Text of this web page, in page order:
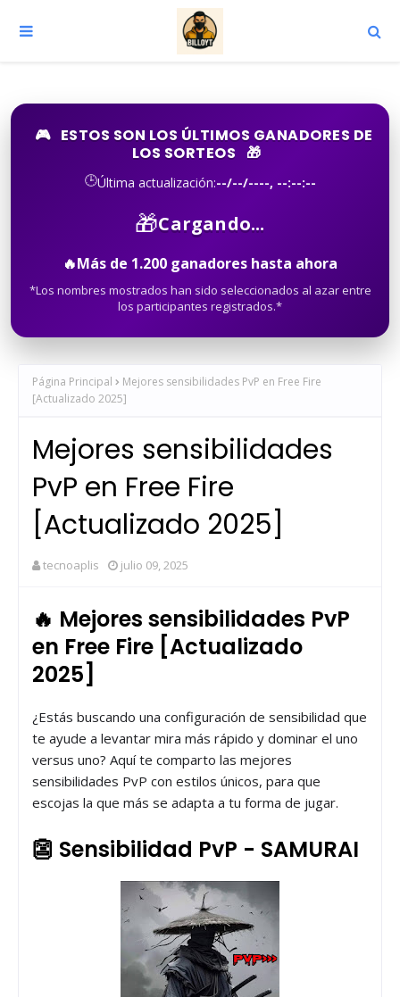
🎮 ESTOS SON LOS ÚLTIMOS GANADORES DE
LOS SORTEOS
🎁
🕒Última actualización:--/--/----, --:--:--
🎁Cargando...
🔥Más de 1.200 ganadores hasta ahora
*Los nombres mostrados han sido seleccionados al azar entre
los participantes registrados.*
Página Principal
Mejores sensibilidades PvP en Free Fire
[Actualizado 2025]
Mejores sensibilidades
PvP en Free Fire
[Actualizado 2025]
tecnoaplis julio 09, 2025
🔥 Mejores sensibilidades PvP
en Free Fire [Actualizado
2025]
¿Estás buscando una configuración de sensibilidad que
te ayude a levantar mira más rápido y dominar el uno
versus uno? Aquí te comparto las mejores
sensibilidades PvP con estilos únicos, para que
escojas la que más se adapta a tu forma de jugar.
👺 Sensibilidad PvP - SAMURAI